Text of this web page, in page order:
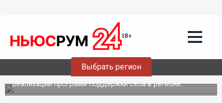
Выбрать регион
Двадцать пять тысяч мальков
стерляди выпустили в Волгу в 2013
году
Губернатор Валерий Шанцев проинспектировал ход
реализации программ поддержки села в регионе.